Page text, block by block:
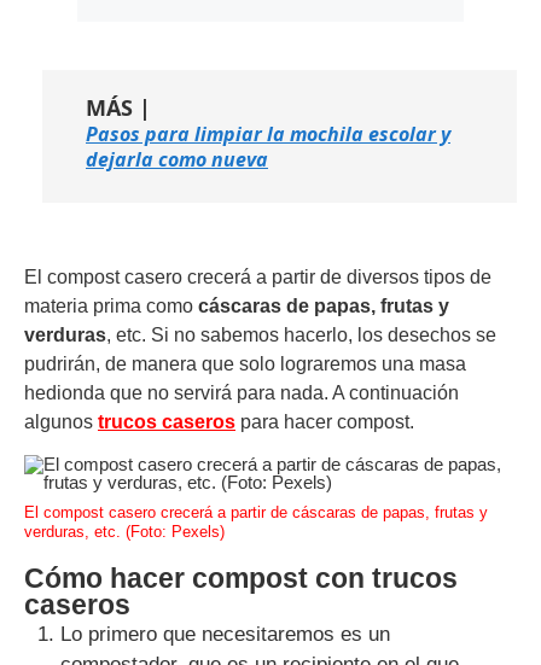
MÁS |
Pasos para limpiar la mochila escolar y
dejarla como nueva
El compost casero crecerá a partir de diversos tipos de
materia prima como cáscaras de papas, frutas y
verduras, etc. Si no sabemos hacerlo, los desechos se
pudrirán, de manera que solo lograremos una masa
hedionda que no servirá para nada. A continuación
algunos trucos caseros para hacer compost.
El compost casero crecerá a partir de cáscaras de papas, frutas y
verduras, etc. (Foto: Pexels)
Cómo hacer compost con trucos
caseros
Lo primero que necesitaremos es un